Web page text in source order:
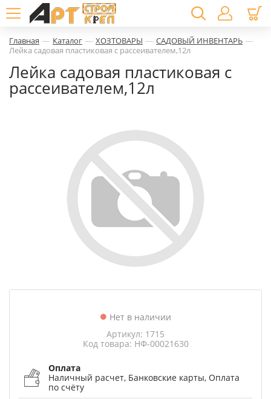
Главная — Каталог — ХОЗТОВАРЫ — САДОВЫЙ ИНВЕНТАРЬ —
Лейка садовая пластиковая с рассеивателем,12л
Лейка садовая пластиковая с
рассеивателем,12л
Нет в наличии
Артикул: 1715
Код товара: НФ-00021630
Оплата
Наличный расчет, Банковские карты, Оплата
по счёту